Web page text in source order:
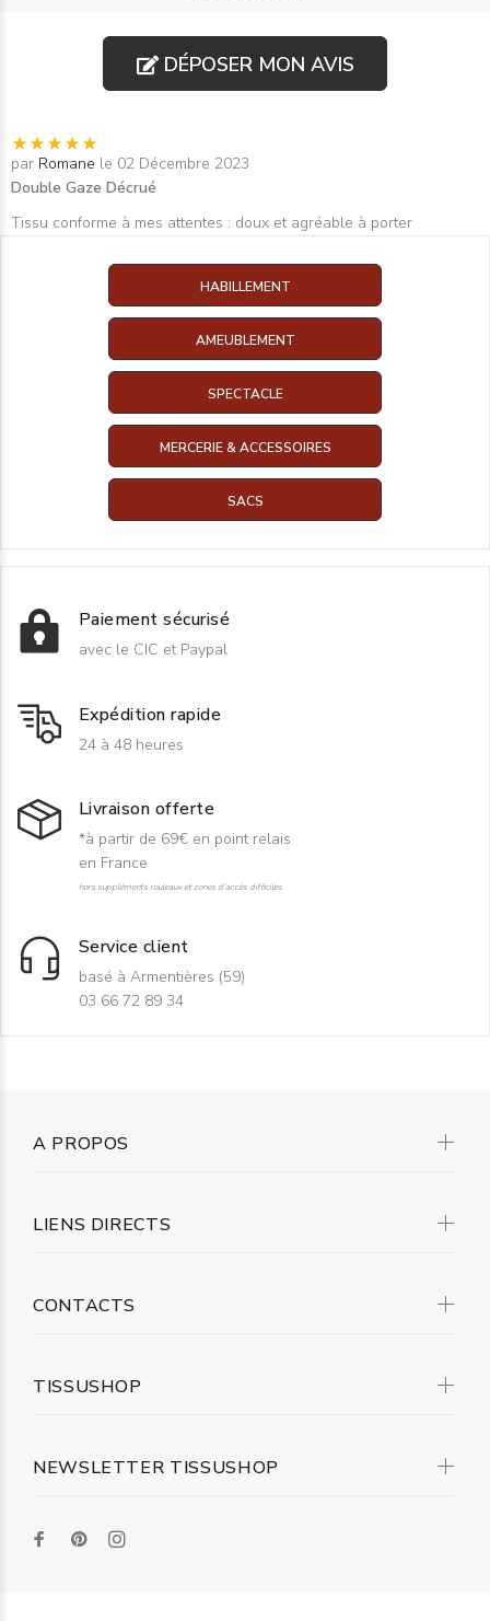
DÉPOSER MON AVIS
par Romane le 02 Décembre 2023
Double Gaze Décrué
Tissu conforme à mes attentes : doux et agréable à porter
HABILLEMENT
AMEUBLEMENT
SPECTACLE
MERCERIE & ACCESSOIRES
SACS
Paiement sécurisé
avec le CIC et Paypal
Expédition rapide
24 à 48 heures
Livraison offerte
*à partir de 69€ en point relais
en France
hors suppléments rouleaux et zones d'accès difficiles
Service client
basé à Armentières (59)
03 66 72 89 34
NEWSLETTER TISSUSHOP
A PROPOS
LIENS DIRECTS
CONTACTS
TISSUSHOP